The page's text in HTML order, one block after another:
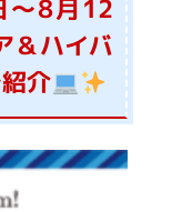
～8月12
＆ハイバ
介